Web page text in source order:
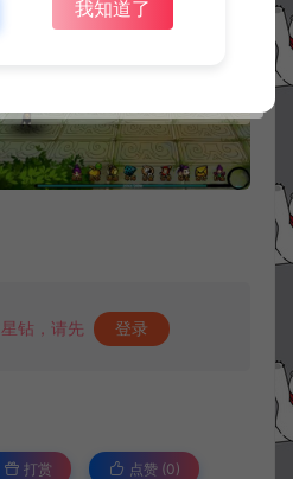
星钻，请先 登录
打赏 点赞 (0)
我知道了